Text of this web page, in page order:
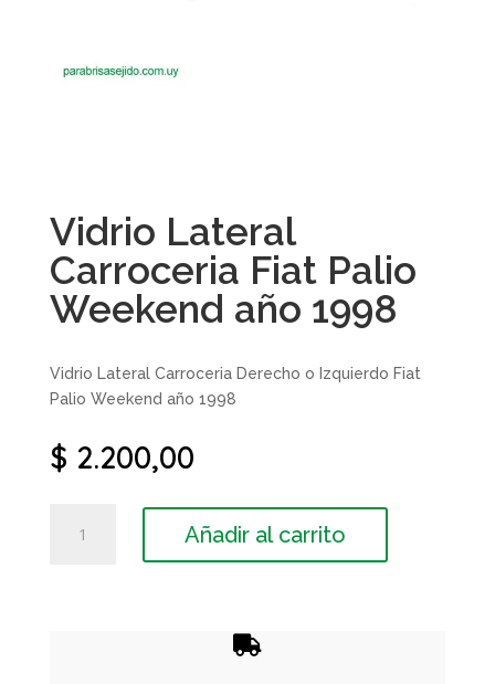
Vidrio Lateral
Carroceria Fiat Palio
Weekend año 1998
Vidrio Lateral Carroceria Derecho o Izquierdo Fiat
Palio Weekend año 1998
$ 2.200,00
Lateral
Añadir al carrito
